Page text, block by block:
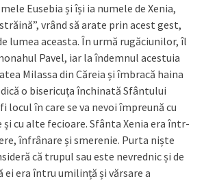
Eusebia și își ia numele de Xenia,
vrând să arate prin acest gest,
lumea aceasta. În urmă rugăciunilor, îl
Pavel, iar la îndemnul acestuia
Milassa din Căreia și îmbracă haina
o bisericuța închinată Sfântului
locul în care se va nevoi împreună cu
cu alte fecioare. Sfânta Xenia era într-
înfrânare și smerenie. Purta niște
că trupul sau este nevrednic și de
ei era întru umilință și vărsare a